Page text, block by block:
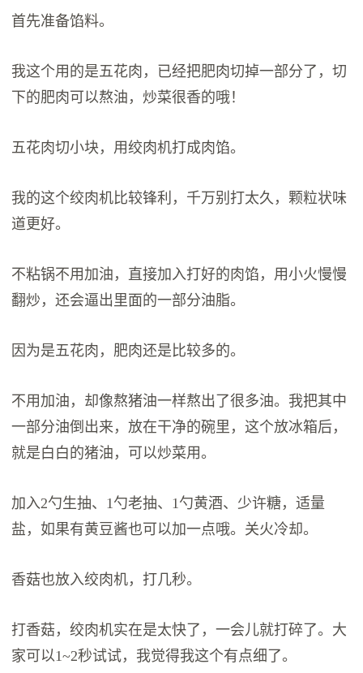
首先准备馅料。
我这个用的是五花肉，已经把肥肉切掉一部分了，切
下的肥肉可以熬油，炒菜很香的哦！
五花肉切小块，用绞肉机打成肉馅。
我的这个绞肉机比较锋利，千万别打太久，颗粒状味
道更好。
不粘锅不用加油，直接加入打好的肉馅，用小火慢慢
翻炒，还会逼出里面的一部分油脂。
因为是五花肉，肥肉还是比较多的。
不用加油，却像熬猪油一样熬出了很多油。我把其中
一部分油倒出来，放在干净的碗里，这个放冰箱后，
就是白白的猪油，可以炒菜用。
加入2勺生抽、1勺老抽、1勺黄酒、少许糖，适量
盐，如果有黄豆酱也可以加一点哦。关火冷却。
香菇也放入绞肉机，打几秒。
打香菇，绞肉机实在是太快了，一会儿就打碎了。大
家可以1~2秒试试，我觉得我这个有点细了。